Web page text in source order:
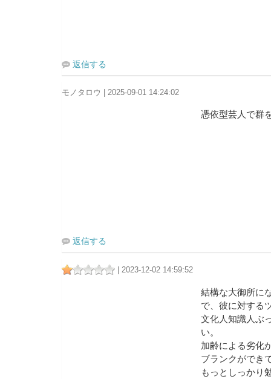
返信する
モノタロウ | 2025-09-01 14:24:02
憑依型芸人で群
返信する
| 2023-12-02 14:59:52
結構な大御所に
で、彼に対する
文化人知識人ぶ
い。
加齢による劣化
ブランクができ
もっとしっかり